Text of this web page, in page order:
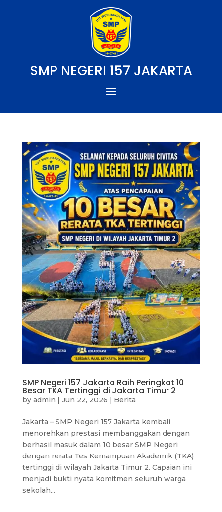
SMP NEGERI 157 JAKARTA
SMP Negeri 157 Jakarta Raih Peringkat 10
Besar TKA Tertinggi di Jakarta Timur 2
by admin | Jun 22, 2026 | Berita
Jakarta – SMP Negeri 157 Jakarta kembali
menorehkan prestasi membanggakan dengan
berhasil masuk dalam 10 besar SMP Negeri
dengan rerata Tes Kemampuan Akademik (TKA)
tertinggi di wilayah Jakarta Timur 2. Capaian ini
menjadi bukti nyata komitmen seluruh warga
sekolah...